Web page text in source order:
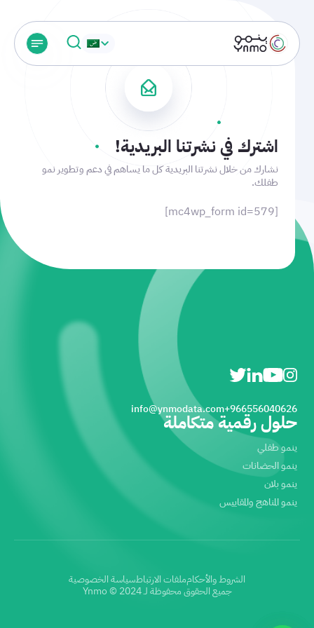
اشترك في نشرتنا البريدية!
نشارك من خلال نشرتنا البريدية كل ما يساهم في دعم وتطوير نمو
طفلك.
[mc4wp_form id=579]
966556040626+
info@ynmodata.com
حلول رقمية متكاملة
ينمو طفلي
ينمو الحضانات
ينمو بلان
ينمو المناهج والمقاييس
جميع الحقوق محفوظة لـ Ynmo © 2024
الشروط والأحكامملفات الارتباطسياسة الخصوصية